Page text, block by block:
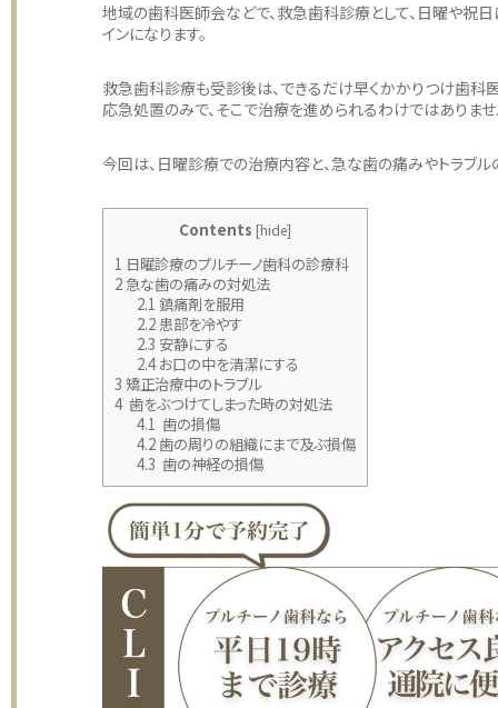
地域の歯科医師会などで、救急歯科診療として、日曜や祝
インになります。
救急歯科診療も受診後は、できるだけ早くかかりつけ歯科
応急処置のみで、そこで治療を進められるわけではありませ
今回は、日曜診療での治療内容と、急な歯の痛みやトラブル
Contents [hide]
1 日曜診療のプルチーノ歯科の診療科
2急な歯の痛みの対処法
2.1 鎮痛剤を服用
2.2患部を冷やす
2.3 安静にする
2.4お口の中を清潔にする
3 矯正治療中のトラブル
4歯をぶつけてしまった時の対処法
4.1 歯の損傷
4.2歯の周りの組織にまで及ぶ損傷
4.3 歯の神経の損傷